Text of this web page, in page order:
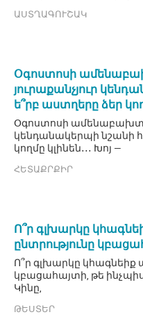
ԱՍՏՂԱԳՈՒՇԱԿ
Օգոստոսի
յուրաքանչյուր
ե՞րբ աստղերը ձեր
Օգոստոսի
կենդանակերպի նշանի
կողմը կլինեն․․․ Խոյ —
ՀԵՏԱՔՐՔԻՐ
Ո՞ր գլխարկը
ընտրությունը
Ո՞ր գլխարկը կհագնեիք
կբացահայտի, թե
Կինը,
ԹԵՍՏԵՐ